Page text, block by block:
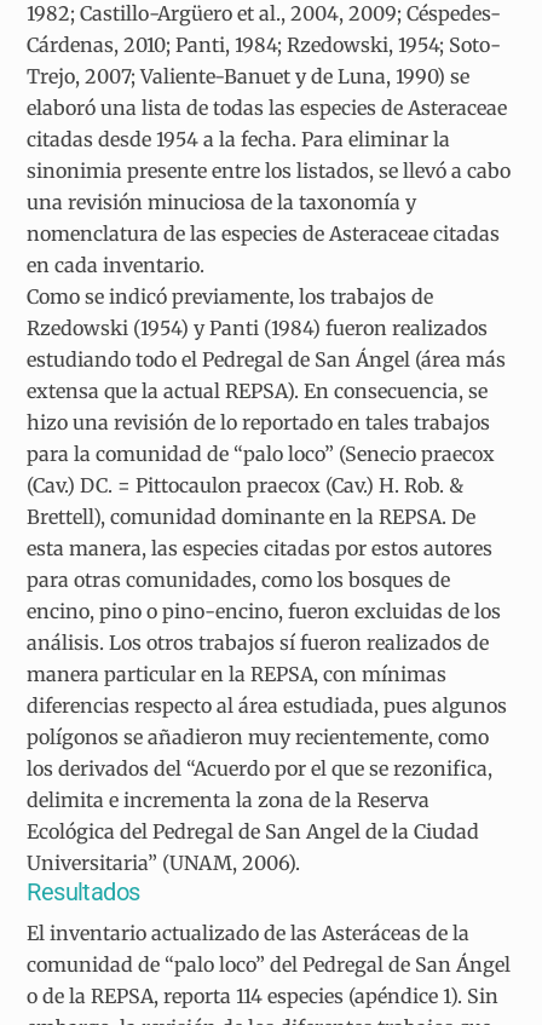
1982; Castillo-Argüero et al., 2004, 2009; Céspedes-
Cárdenas, 2010; Panti, 1984; Rzedowski, 1954; Soto-
Trejo, 2007; Valiente-Banuet y de Luna, 1990) se
elaboró una lista de todas las especies de Asteraceae
citadas desde 1954 a la fecha. Para eliminar la
sinonimia presente entre los listados, se llevó a cabo
una revisión minuciosa de la taxonomía y
nomenclatura de las especies de Asteraceae citadas
en cada inventario.
Como se indicó previamente, los trabajos de
Rzedowski (1954) y Panti (1984) fueron realizados
estudiando todo el Pedregal de San Ángel (área más
extensa que la actual REPSA). En consecuencia, se
hizo una revisión de lo reportado en tales trabajos
para la comunidad de “palo loco” (Senecio praecox
(Cav.) DC. = Pittocaulon praecox (Cav.) H. Rob. &
Brettell), comunidad dominante en la REPSA. De
esta manera, las especies citadas por estos autores
para otras comunidades, como los bosques de
encino, pino o pino-encino, fueron excluidas de los
análisis. Los otros trabajos sí fueron realizados de
manera particular en la REPSA, con mínimas
diferencias respecto al área estudiada, pues algunos
polígonos se añadieron muy recientemente, como
los derivados del “Acuerdo por el que se rezonifica,
delimita e incrementa la zona de la Reserva
Ecológica del Pedregal de San Angel de la Ciudad
Universitaria” (UNAM, 2006).
Resultados
El inventario actualizado de las Asteráceas de la
comunidad de “palo loco” del Pedregal de San Ángel
o de la REPSA, reporta 114 especies (apéndice 1). Sin